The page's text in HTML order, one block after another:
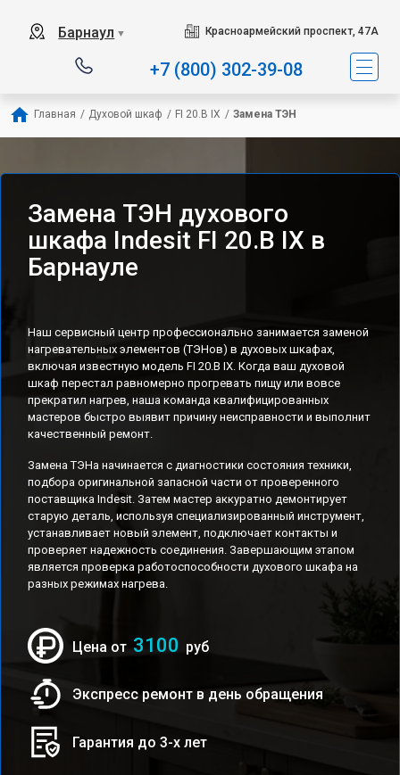
Барнаул ▼ Красноармейский проспект, 47А
+7 (800) 302-39-08
Главная / Духовой шкаф / FI 20.B IX / Замена ТЭН
Замена ТЭН духового
шкафа Indesit FI 20.B IX в
Барнауле
Наш сервисный центр профессионально занимается заменой
нагревательных элементов (ТЭНов) в духовых шкафах,
включая известную модель FI 20.B IX. Когда ваш духовой
шкаф перестал равномерно прогревать пищу или вовсе
прекратил нагрев, наша команда квалифицированных
мастеров быстро выявит причину неисправности и выполнит
качественный ремонт.
Замена ТЭНа начинается с диагностики состояния техники,
подбора оригинальной запасной части от проверенного
поставщика Indesit. Затем мастер аккуратно демонтирует
старую деталь, используя специализированный инструмент,
устанавливает новый элемент, подключает контакты и
проверяет надежность соединения. Завершающим этапом
является проверка работоспособности духового шкафа на
разных режимах нагрева.
Цена от 3100 руб
Экспресс ремонт в день обращения
Гарантия до 3-х лет